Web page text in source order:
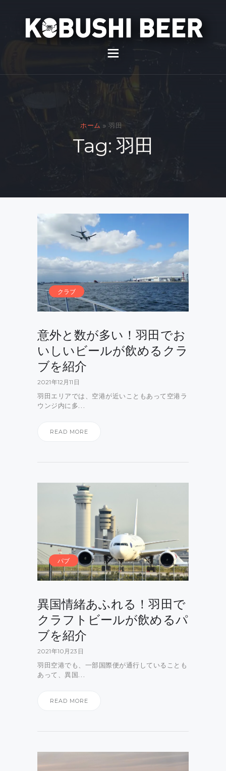
ホーム » 羽田
Tag: 羽田
貸切
スタッフ募集
問い合わせ
クラブ
意外と数が多い！羽田でお
いしいビールが飲めるクラ
ブを紹介
2021年12月11日
羽田エリアでは、空港が近いこともあって空港ラ
ウンジ内に多…
READ MORE
パブ
異国情緒あふれる！羽田で
クラフトビールが飲めるパ
ブを紹介
2021年10月23日
羽田空港でも、一部国際便が通行していることも
あって、異国…
READ MORE